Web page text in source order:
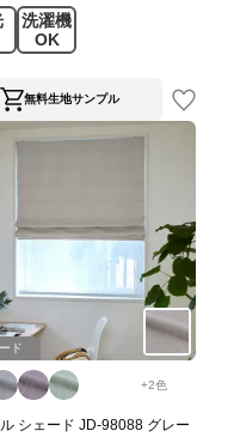
洗濯機
OK
無料生地サンプル
ド
+2色
シェード JD-98088 グレー